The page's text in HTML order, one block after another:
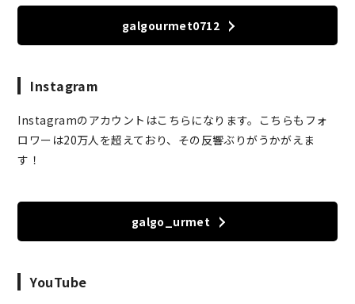
galgourmet0712
Instagram
Instagramのアカウントはこちらになります。こちらもフォ
ロワーは20万人を超えており、その反響ぶりがうかがえま
す！
galgo_urmet
YouTube